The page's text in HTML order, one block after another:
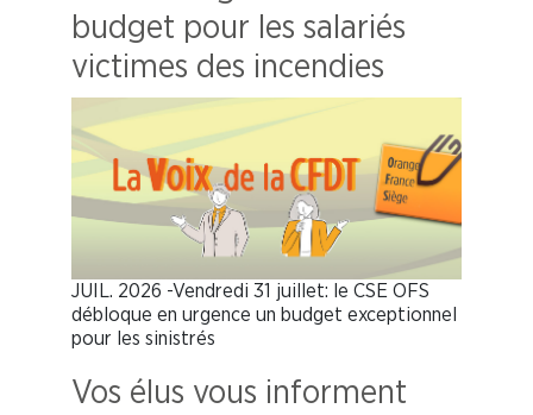
budget pour les salariés
victimes des incendies
JUIL. 2026 -Vendredi 31 juillet: le CSE OFS
débloque en urgence un budget exceptionnel
pour les sinistrés
Vos élus vous informent